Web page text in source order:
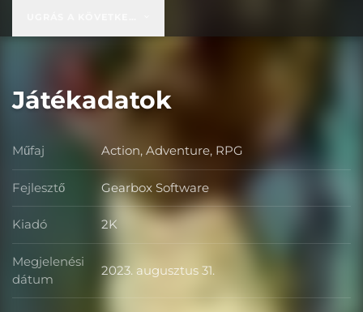
Játékadatok
Műfaj Műfaj
Action, Adventure, RPG
Fejlesztő Fejlesztő
Gearbox Software
Kiadó Kiadó
2K
Megjelenési
dátum
Megjelenési dátum
2023. augusztus 31.